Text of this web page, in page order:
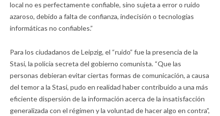
local no es perfectamente confiable, sino sujeta a error o ruido
azaroso, debido a falta de confianza, indecisión o tecnologías
informáticas no confiables.”
Para los ciudadanos de Leipzig, el “ruido” fue la presencia de la
Stasi, la policía secreta del gobierno comunista. “Que las
personas debieran evitar ciertas formas de comunicación, a causa
del temor a la Stasi, pudo en realidad haber contribuido a una más
eficiente dispersión de la información acerca de la insatisfacción
generalizada con el régimen y la voluntad de hacer algo en contra”,